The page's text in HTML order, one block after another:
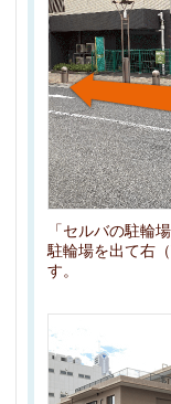
「セルバの駐輪
駐輪場を出て右
す。